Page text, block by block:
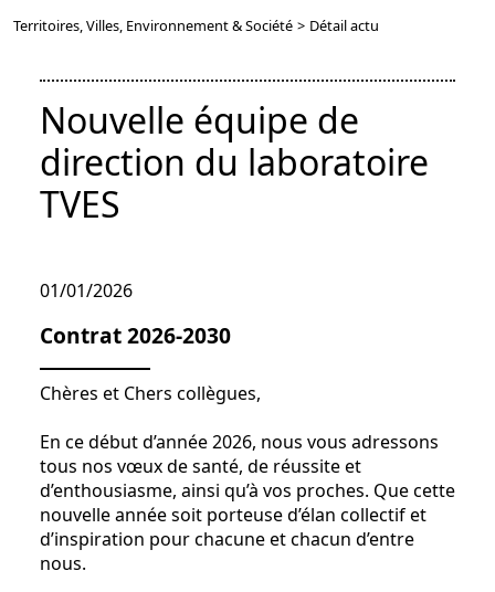
Territoires, Villes, Environnement & Société > Détail actu
Nouvelle équipe de
direction du laboratoire
TVES
01/01/2026
Contrat 2026-2030
Chères et Chers collègues,
En ce début d’année 2026, nous vous adressons
tous nos vœux de santé, de réussite et
d’enthousiasme, ainsi qu’à vos proches. Que cette
nouvelle année soit porteuse d’élan collectif et
d’inspiration pour chacune et chacun d’entre
nous.